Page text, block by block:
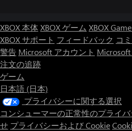
び https://www.xbox.com/ja-JP/legal/
ください。
資金決済法に基づく表示：https://
jp/store/b/paymentserviceact をご確認
XBOX 本体XBOX ゲーム XBOX
XBOX サポート フィードバック コ
警告 Microsoft アカウント Microsoft
注文の追跡
ゲーム
日本語 (日本)
プライバシーに関する選択
コンシューマーの正常性のプライ
せ プライバシーおよび Cookie